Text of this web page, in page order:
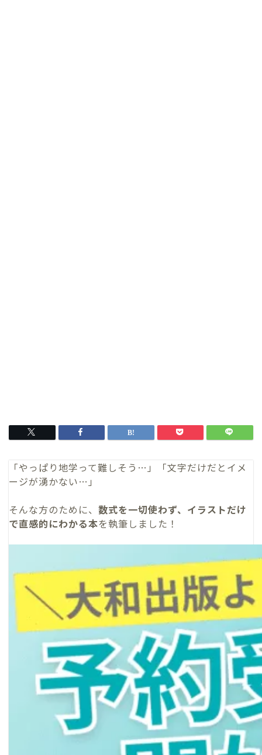
「やっぱり地学って難しそう…」「文字だけだとイメ
ージが湧かない…」
そんな方のために、 数式を一切使わず、イラストだけ
で直感的にわかる本を執筆しました！